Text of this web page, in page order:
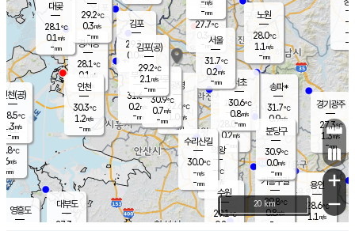
의도
℃
m/s
mm
영흥도
과천
28.0℃
0.2m/s
- mm
용인
28.6℃
1.1 m/s
경기광주
27.3℃
1.3m/s
-mm
대부도
27.3
경서동
28.1℃
0.1 m/s
-mm
대곶
28.1℃
0.1 m/s
-mm
-
-m/
-
의왕
- ℃
m/s
mm
김포
29.3℃
0.0 m/s
mm
광명
32.6 ℃
1.0 m/s
-mm
부천
31.6℃
0.2m/s
-mm
29.2℃
0.3m/s
-mm
구로
30.9℃
0.7m/s
-mm
은평
27.7℃
0.3 m/s
- mm
노원
28.0℃
1.1 m/s
-mm
송파*
31.7℃
0.9m/s
-mm
서초
30.6℃
0.8m/s
-mm
기흥구갈
29.8℃
0.8m/s
-
수리산길
30.0℃
-m/s
-mm
분당구
30.9℃
0.0m/s
-mm
m/s
-mm
인천(공)
28.5℃
1.3m/s
-mm
김포(공)
29.2℃
2.1 m/s
-mm
수원
29.1℃
0.2 m/s
인천
30.3℃
1.2m/s
-mm
서울
31.7℃
0.2m/s
-mm
+
−
20 km